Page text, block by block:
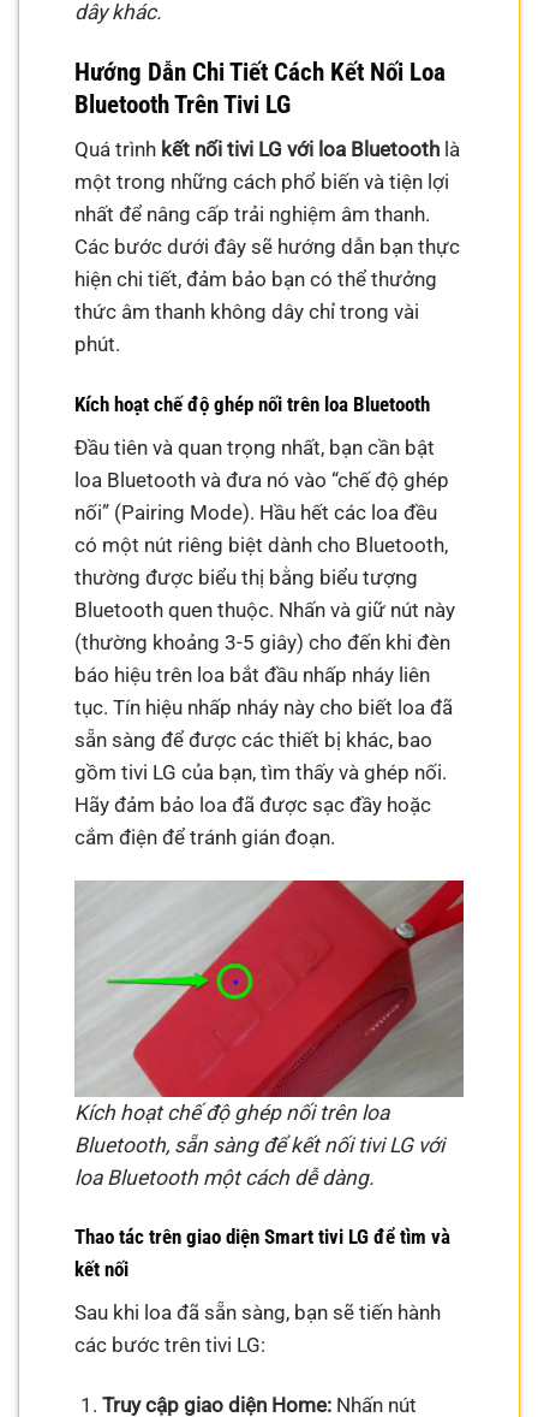
dây khác.
Hướng Dẫn Chi Tiết Cách Kết Nối Loa
Bluetooth Trên Tivi LG
Quá trình kết nối tivi LG với loa Bluetooth là
một trong những cách phổ biến và tiện lợi
nhất để nâng cấp trải nghiệm âm thanh.
Các bước dưới đây sẽ hướng dẫn bạn thực
hiện chi tiết, đảm bảo bạn có thể thưởng
thức âm thanh không dây chỉ trong vài
phút.
Kích hoạt chế độ ghép nối trên loa Bluetooth
Đầu tiên và quan trọng nhất, bạn cần bật
loa Bluetooth và đưa nó vào “chế độ ghép
nối” (Pairing Mode). Hầu hết các loa đều
có một nút riêng biệt dành cho Bluetooth,
thường được biểu thị bằng biểu tượng
Bluetooth quen thuộc. Nhấn và giữ nút này
(thường khoảng 3-5 giây) cho đến khi đèn
báo hiệu trên loa bắt đầu nhấp nháy liên
tục. Tín hiệu nhấp nháy này cho biết loa đã
sẵn sàng để được các thiết bị khác, bao
gồm tivi LG của bạn, tìm thấy và ghép nối.
Hãy đảm bảo loa đã được sạc đầy hoặc
cắm điện để tránh gián đoạn.
Kích hoạt chế độ ghép nối trên loa
Bluetooth, sẵn sàng để kết nối tivi LG với
loa Bluetooth một cách dễ dàng.
Thao tác trên giao diện Smart tivi LG để tìm và
kết nối
Sau khi loa đã sẵn sàng, bạn sẽ tiến hành
các bước trên tivi LG:
Truy cập giao diện Home:Nhấn nút